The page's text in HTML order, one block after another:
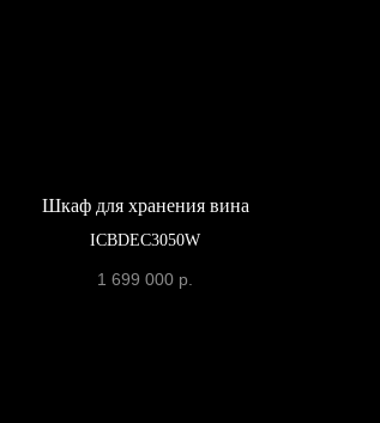
Шкаф для хранения вина
ICBDEC3050W
1 699 000 р.